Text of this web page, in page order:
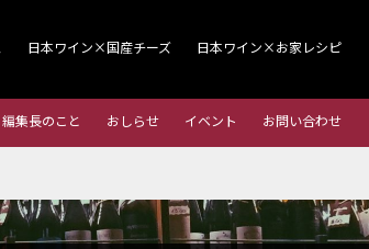
日本ワイン×国産チーズ 日本ワイン×お家レシピ
編集長のこと おしらせ イベント お問い合わせ